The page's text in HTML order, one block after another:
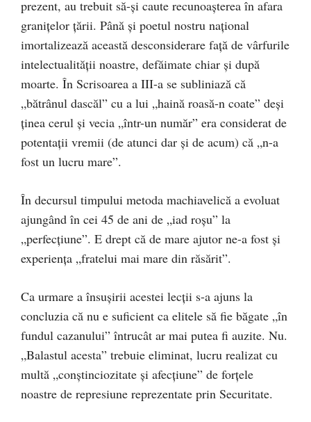
prezent, au trebuit să-și caute recunoașterea în afara
granițelor țării. Până și poetul nostru național
imortalizează această desconsiderare față de vârfurile
intelectualității noastre, defăimate chiar și după
moarte. În Scrisoarea a III-a se subliniază că
„bătrânul dascăl” cu a lui „haină roasă-n coate” deși
ținea cerul și vecia „într-un număr” era considerat de
potentații vremii (de atunci dar și de acum) că „n-a
fost un lucru mare”.
În decursul timpului metoda machiavelică a evoluat
ajungând în cei 45 de ani de „iad roșu” la
„perfecțiune”. E drept că de mare ajutor ne-a fost și
experiența „fratelui mai mare din răsărit”.
Ca urmare a însușirii acestei lecții s-a ajuns la
concluzia că nu e suficient ca elitele să fie băgate „în
fundul cazanului” întrucât ar mai putea fi auzite. Nu.
„Balastul acesta” trebuie eliminat, lucru realizat cu
multă „conștinciozitate și afecțiune” de forțele
noastre de represiune reprezentate prin Securitate.